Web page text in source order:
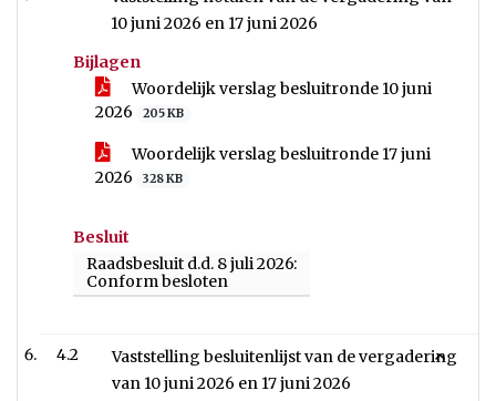
10 juni 2026 en 17 juni 2026
Bijlagen
Woordelijk verslag besluitronde 10 juni
2026
205 KB
Woordelijk verslag besluitronde 17 juni
2026
328 KB
Besluit
Raadsbesluit d.d. 8 juli 2026:
Conform besloten
4.2
Vaststelling besluitenlijst van de vergadering
van 10 juni 2026 en 17 juni 2026